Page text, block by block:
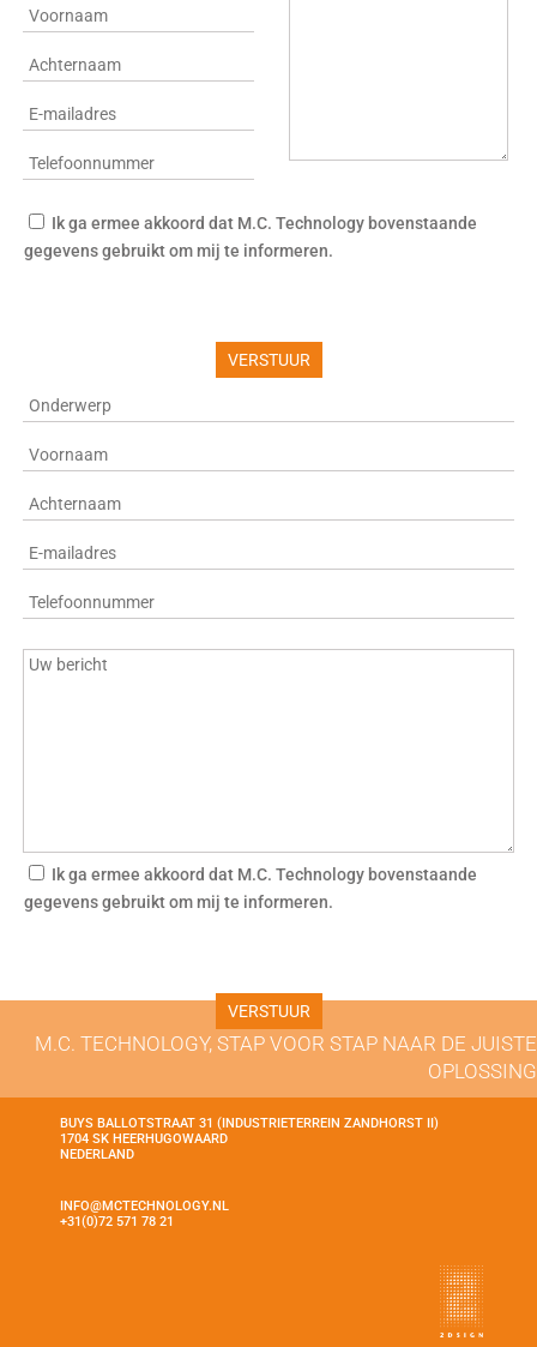
Ik ga ermee akkoord dat M.C. Technology bovenstaande
gegevens gebruikt om mij te informeren.
Ik ga ermee akkoord dat M.C. Technology bovenstaande
gegevens gebruikt om mij te informeren.
M.C. TECHNOLOGY, STAP VOOR STAP NAAR DE JUISTE
OPLOSSING
BUYS BALLOTSTRAAT 31 (INDUSTRIETERREIN ZANDHORST II)
1704 SK HEERHUGOWAARD
NEDERLAND
INFO@MCTECHNOLOGY.NL
+31(0)72 571 78 21